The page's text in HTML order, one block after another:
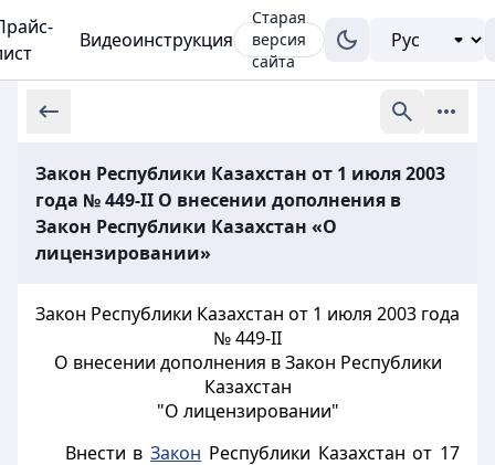
Видеоинструкция
Старая
версия
сайта
Закон Республики Казахстан от 1 июля 2003
года № 449-II О внесении дополнения в
Закон Республики Казахстан «О
лицензировании»
Закон Республики Казахстан от 1 июля 2003 года
№ 449-II
О внесении дополнения в Закон Республики
Казахстан
"О лицензировании"
Внести вЗакон Республики Казахстан от 17